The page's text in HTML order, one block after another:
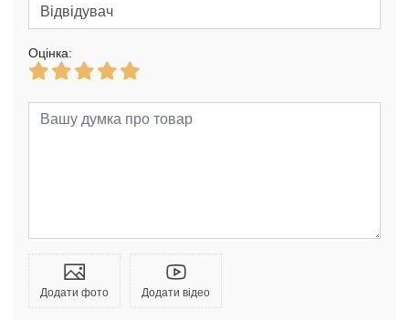
Оцінка:
Додати фото Додати відео